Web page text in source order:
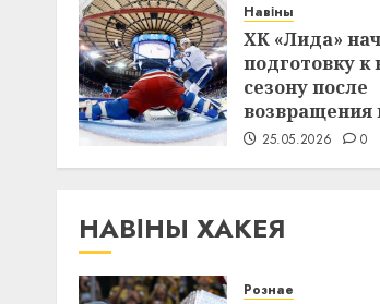
Навіны
ХК «Лида»
подготовку к
сезону после
возвращения
25.05.2026 0
НАВІНЫ ХАКЕЯ
Рознае